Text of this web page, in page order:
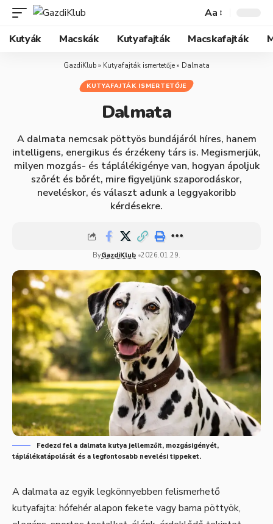
Aa
Kutyák
Macskák Kutyafajták Macskafajták
GazdiKlub » Kutyafajták ismertetője » Dalmata
KUTYAFAJTÁK ISMERTETŐJE
Dalmata
A dalmata nemcsak pöttyös bundájáról híres, hanem
intelligens, energikus és érzékeny társ is. Megismerjük,
milyen mozgás- és táplálékigénye van, hogyan ápoljuk
szőrét és bőrét, mire figyeljünk szaporodáskor,
neveléskor, és választ adunk a leggyakoribb
kérdésekre.
ByGazdiKlub 2026.01.29.
Fedezd fel a dalmata kutya jellemzőit, mozgásigényét,
táplálékatápolását és a legfontosabb nevelési tippeket.
A dalmata az egyik legkönnyebben felismerhető
kutyafajta: hófehér alapon fekete vagy barna pöttyök,